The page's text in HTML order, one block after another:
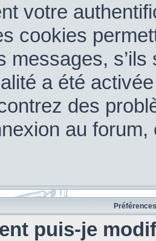
votre
cookies
messages,
a été
des
au
puis-je